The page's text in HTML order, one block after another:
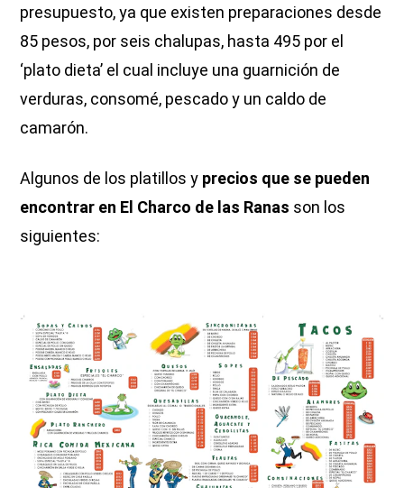
presupuesto, ya que existen preparaciones desde
85 pesos, por seis chalupas, hasta 495 por el
‘plato dieta’ el cual incluye una guarnición de
verduras, consomé, pescado y un caldo de
camarón.
Algunos de los platillos y precios que se pueden
encontrar en El Charco de las Ranas son los
siguientes: